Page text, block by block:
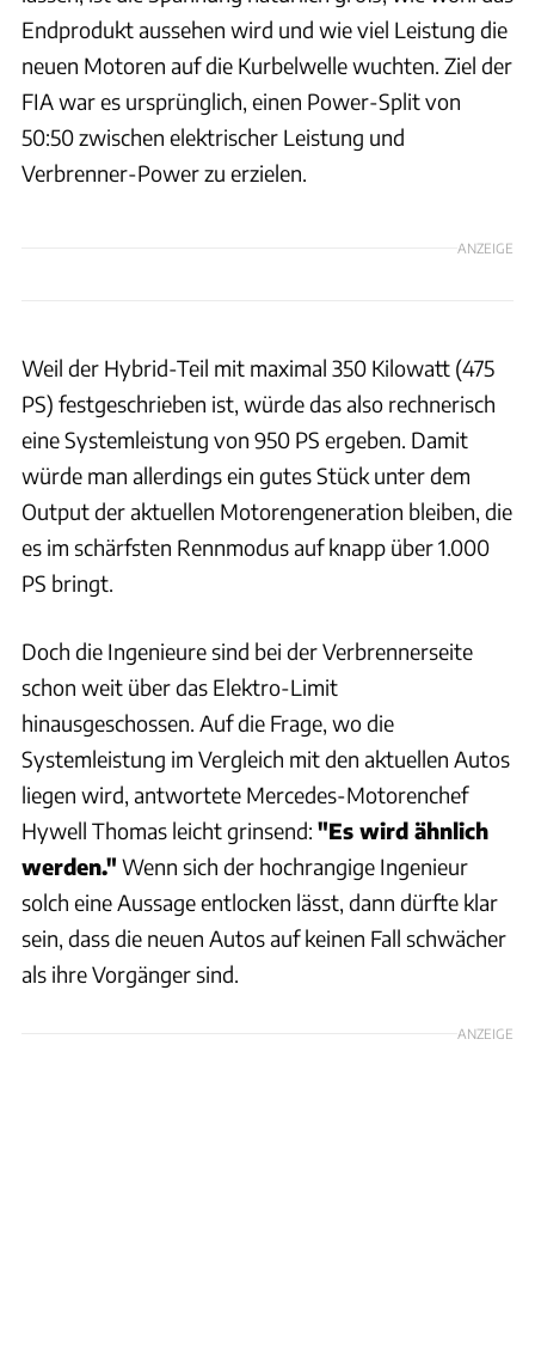
Endprodukt aussehen wird und wie viel Leistung die
neuen Motoren auf die Kurbelwelle wuchten. Ziel der
FIA war es ursprünglich, einen Power-Split von
50:50 zwischen elektrischer Leistung und
Verbrenner-Power zu erzielen.
ANZEIGE
Weil der Hybrid-Teil mit maximal 350 Kilowatt (475
PS) festgeschrieben ist, würde das also rechnerisch
eine Systemleistung von 950 PS ergeben. Damit
würde man allerdings ein gutes Stück unter dem
Output der aktuellen Motorengeneration bleiben, die
es im schärfsten Rennmodus auf knapp über 1.000
PS bringt.
Doch die Ingenieure sind bei der Verbrennerseite
schon weit über das Elektro-Limit
hinausgeschossen. Auf die Frage, wo die
Systemleistung im Vergleich mit den aktuellen Autos
liegen wird, antwortete Mercedes-Motorenchef
Hywell Thomas leicht grinsend: "Es wird ähnlich
werden." Wenn sich der hochrangige Ingenieur
solch eine Aussage entlocken lässt, dann dürfte klar
sein, dass die neuen Autos auf keinen Fall schwächer
als ihre Vorgänger sind.
ANZEIGE